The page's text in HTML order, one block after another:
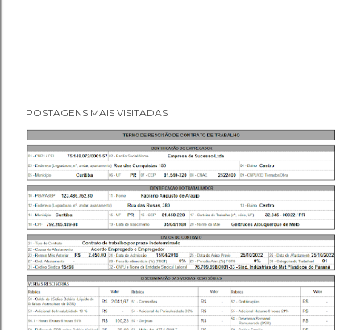
POSTAGENS MAIS VISITADAS